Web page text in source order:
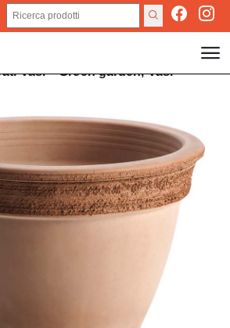
Vasi>Green garden,Vasi